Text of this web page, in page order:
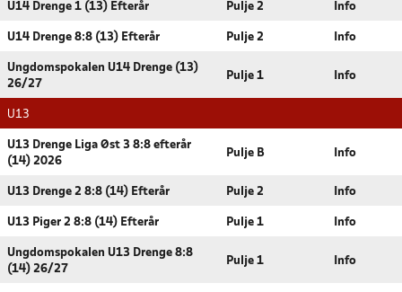
U14 Drenge 1 (13) Efterår Pulje 2 Info
U14 Drenge 8:8 (13) Efterår Pulje 2 Info
Ungdomspokalen U14 Drenge (13)
26/27
Pulje 1 Info
U13
U13 Drenge Liga Øst 3 8:8 efterår
(14) 2026
Pulje B Info
U13 Drenge 2 8:8 (14) Efterår Pulje 2 Info
U13 Piger 2 8:8 (14) Efterår Pulje 1 Info
Ungdomspokalen U13 Drenge 8:8
(14) 26/27
Pulje 1 Info